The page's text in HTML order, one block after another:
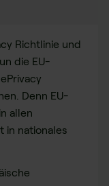
Richtlinie und
die EU-
Denn EU-
allen
in nationales